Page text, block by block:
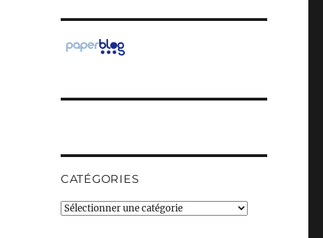
CATÉGORIES
Catégories